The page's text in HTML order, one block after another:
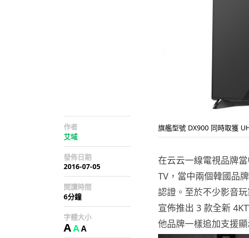
作者
艾域
發佈日期
2016-07-05
閱讀時間
6分鐘
字體大小
AAA
旗艦型號 DX900 同時取獲
在云云一線電視品牌
TV，當中兩個韓國品
認證。至於不少影音
宣佈推出 3 款全新
他品牌一樣追加支援